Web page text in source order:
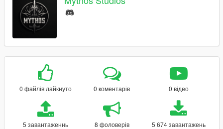
0 файлів лайкнуто 0 коментарів 0 відео
5 завантаженнь 8 фоловерів 5 674 завантажень